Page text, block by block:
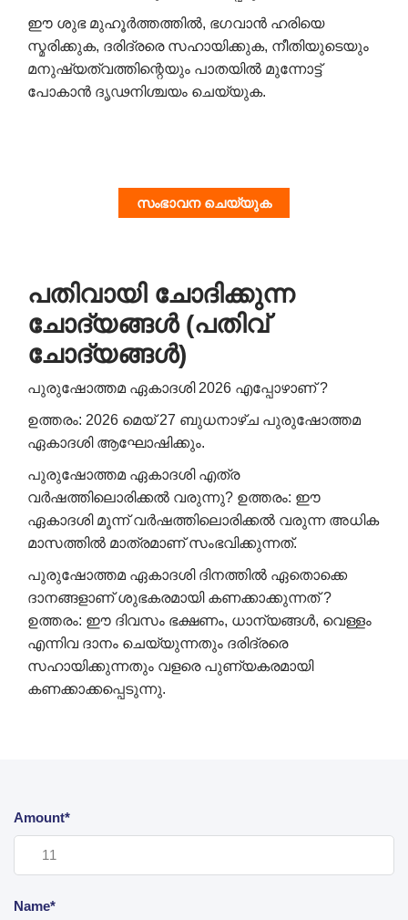
ഈ ശുഭ മുഹൂർത്തത്തിൽ, ഭഗവാൻ ഹരിയെ
സ്മരിക്കുക, ദരിദ്രരെ സഹായിക്കുക, നീതിയുടെയും
മനുഷ്യത്വത്തിന്റെയും പാതയിൽ മുന്നോട്ട്
പോകാൻ ദൃഢനിശ്ചയം ചെയ്യുക.
സംഭാവന ചെയ്യുക
പതിവായി ചോദിക്കുന്ന
ചോദ്യങ്ങൾ (പതിവ്
ചോദ്യങ്ങൾ)
പുരുഷോത്തമ ഏകാദശി 2026 എപ്പോഴാണ് ?
ഉത്തരം: 2026 മെയ് 27 ബുധനാഴ്ച പുരുഷോത്തമ
ഏകാദശി ആഘോഷിക്കും.
പുരുഷോത്തമ ഏകാദശി എത്ര
വർഷത്തിലൊരിക്കൽ വരുന്നു? ഉത്തരം: ഈ
ഏകാദശി മൂന്ന് വർഷത്തിലൊരിക്കൽ വരുന്ന അധിക
മാസത്തിൽ മാത്രമാണ് സംഭവിക്കുന്നത്.
പുരുഷോത്തമ ഏകാദശി ദിനത്തിൽ ഏതൊക്കെ
ദാനങ്ങളാണ് ശുഭകരമായി കണക്കാക്കുന്നത് ?
ഉത്തരം: ഈ ദിവസം ഭക്ഷണം, ധാന്യങ്ങൾ, വെള്ളം
എന്നിവ ദാനം ചെയ്യുന്നതും ദരിദ്രരെ
സഹായിക്കുന്നതും വളരെ പുണ്യകരമായി
കണക്കാക്കപ്പെടുന്നു.
Amount*
Name*